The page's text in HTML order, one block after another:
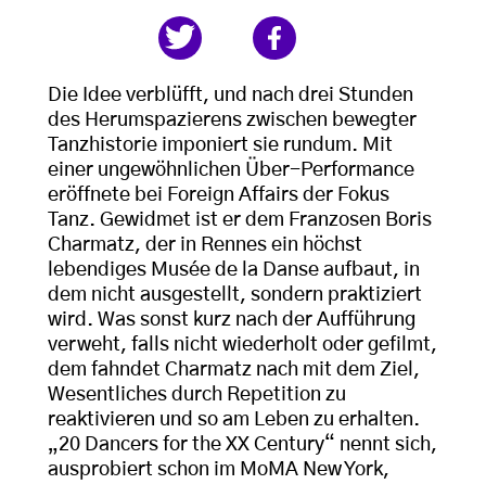
Die Idee verblüfft, und nach drei Stunden
des Herumspazierens zwischen bewegter
Tanzhistorie imponiert sie rundum. Mit
einer ungewöhnlichen Über-Performance
eröffnete bei Foreign Affairs der Fokus
Tanz. Gewidmet ist er dem Franzosen Boris
Charmatz, der in Rennes ein höchst
lebendiges Musée de la Danse aufbaut, in
dem nicht ausgestellt, sondern praktiziert
wird. Was sonst kurz nach der Aufführung
verweht, falls nicht wiederholt oder gefilmt,
dem fahndet Charmatz nach mit dem Ziel,
Wesentliches durch Repetition zu
reaktivieren und so am Leben zu erhalten.
„20 Dancers for the XX Century“ nennt sich,
ausprobiert schon im MoMA New York,